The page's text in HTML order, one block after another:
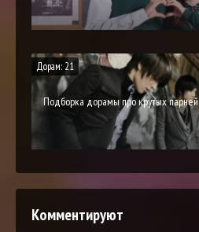
Дорам: 21
Подборка дорамы про крутых парней
Комментируют